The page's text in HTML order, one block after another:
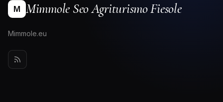
M Mimmole Seo Agriturismo Fiesole
Mimmole.eu